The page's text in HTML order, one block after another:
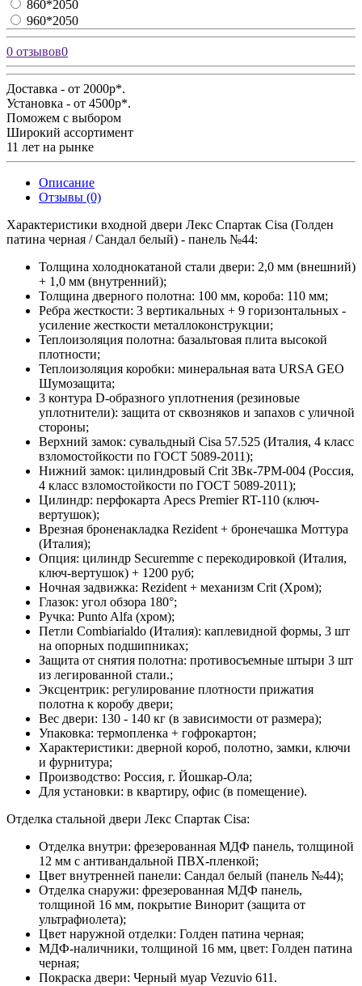
860*2050
960*2050
0 отзывов0
Доставка - от 2000р*.
Установка - от 4500р*.
Поможем с выбором
Широкий ассортимент
11 лет на рынке
Описание
Отзывы (0)
Характеристики входной двери Лекс Спартак Cisa (Голден
патина черная / Сандал белый) - панель №44:
Толщина холоднокатаной стали двери: 2,0 мм (внешний)
+ 1,0 мм (внутренний);
Толщина дверного полотна: 100 мм, короба: 110 мм;
Ребра жесткости: 3 вертикальных + 9 горизонтальных -
усиление жесткости металлоконструкции;
Теплоизоляция полотна: базальтовая плита высокой
плотности;
Теплоизоляция коробки: минеральная вата URSA GEO
Шумозащита;
3 контура D-образного уплотнения (резиновые
уплотнители): защита от сквозняков и запахов с уличной
стороны;
Верхний замок: сувальдный Cisa 57.525 (Италия, 4 класс
взломостойкости по ГОСТ 5089-2011);
Нижний замок: цилиндровый Сrit 3Вк-7РМ-004 (Россия,
4 класс взломостойкости по ГОСТ 5089-2011);
Цилиндр: перфокарта Apecs Premier RT-110 (ключ-
вертушок);
Врезная броненакладка Rezident + бронечашка Моттура
(Италия);
Опция: цилиндр Securemme с перекодировкой (Италия,
ключ-вертушок) + 1200 руб;
Ночная задвижка: Rezident + механизм Crit (Хром);
Глазок: угол обзора 180°;
Ручка: Punto Alfa (хром);
Петли Combiarialdo (Италия): каплевидной формы, 3 шт
на опорных подшипниках;
Защита от снятия полотна: противосъемные штыри 3 шт
из легированной стали.;
Эксцентрик: регулирование плотности прижатия
полотна к коробу двери;
Вес двери: 130 - 140 кг (в зависимости от размера);
Упаковка: термопленка + гофрокартон;
Характеристики: дверной короб, полотно, замки, ключи
и фурнитура;
Производство: Россия, г. Йошкар-Ола;
Для установки: в квартиру, офис (в помещение).
Отделка стальной двери Лекс Спартак Cisa:
Отделка внутри: фрезерованная МДФ панель, толщиной
12 мм с антивандальной ПВХ-пленкой;
Цвет внутренней панели: Сандал белый (панель №44);
Отделка снаружи: фрезерованная МДФ панель,
толщиной 16 мм, покрытие Винорит (защита от
ультрафиолета);
Цвет наружной отделки: Голден патина черная;
МДФ-наличники, толщиной 16 мм, цвет: Голден патина
черная;
Покраска двери: Черный муар Vezuvio 611.